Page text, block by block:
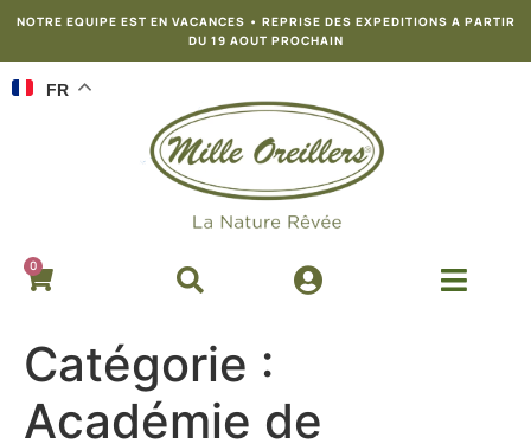
NOTRE EQUIPE EST EN VACANCES • REPRISE DES EXPEDITIONS A PARTIR
DU 19 AOUT PROCHAIN
FR
0
Catégorie :
Académie de